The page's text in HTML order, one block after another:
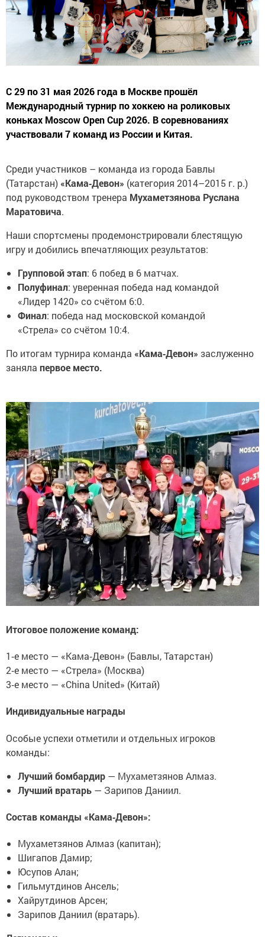
С 29 по 31 мая 2026 года в Москве прошёл
Международный турнир по хоккею на роликовых
коньках Moscow Open Cup 2026. В соревнованиях
участвовали 7 команд из России и Китая.
Среди участников – команда из города Бавлы
(Татарстан) «Кама‑Девон» (категория 2014–2015 г. р.)
под руководством тренера Мухаметзянова Руслана
Маратовича.
Наши спортсмены продемонстрировали блестящую
игру и добились впечатляющих результатов:
Групповой этап: 6 побед в 6 матчах.
Полуфинал: уверенная победа над командой
«Лидер 1420» со счётом 6:0.
Финал: победа над московской командой
«Стрела» со счётом 10:4.
По итогам турнира команда «Кама‑Девон» заслуженно
заняла первое место.
Итоговое положение команд:
1‑е место — «Кама‑Девон» (Бавлы, Татарстан)
2‑е место — «Стрела» (Москва)
3‑е место — «China United» (Китай)
Индивидуальные награды
Особые успехи отметили и отдельных игроков
команды:
Лучший бомбардир — Мухаметзянов Алмаз.
Лучший вратарь — Зарипов Даниил.
Состав команды «Кама‑Девон»:
Мухаметзянов Алмаз (капитан);
Шигапов Дамир;
Юсупов Алан;
Гильмутдинов Ансель;
Хайрутдинов Арсен;
Зарипов Даниил (вратарь).